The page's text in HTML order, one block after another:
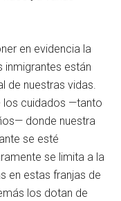
en evidencia la
inmigrantes están
de nuestras vidas.
los cuidados —tanto
donde nuestra
se esté
se limita a la
en estas franjas de
los dotan de